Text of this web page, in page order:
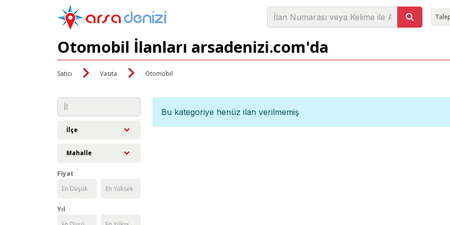
Otomobil İlanları arsadenizi.com'da
Satıcı Vasıta Otomobil
İlçe
Mahalle
Fiyat
Yıl
Bu kategoriye henüz ilan verilmemiş